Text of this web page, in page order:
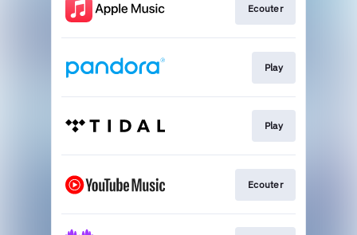
Ecouter
Play
Play
Ecouter